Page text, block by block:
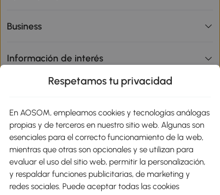
Business
Información de interés
Métodos de Pago
Envíos
Respetamos tu privacidad
En AOSOM, empleamos cookies y tecnologías análogas
propias y de terceros en nuestro sitio web. Algunas son
esenciales para el correcto funcionamiento de la web,
mientras que otras son opcionales y se utilizan para
evaluar el uso del sitio web, permitir la personalización,
y respaldar funciones publicitarias, de marketing y
redes sociales. Puede aceptar todas las cookies